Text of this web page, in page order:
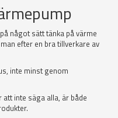
något sätt tänka på värme
efter en bra tillverkare av
inte minst genom
inte säga alla, är både